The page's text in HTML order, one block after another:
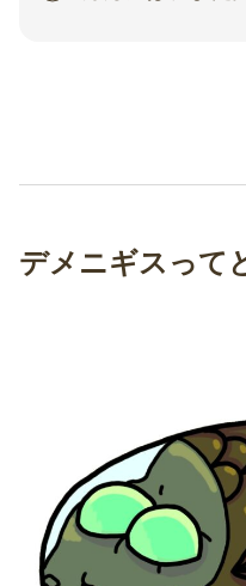
デメニギスって